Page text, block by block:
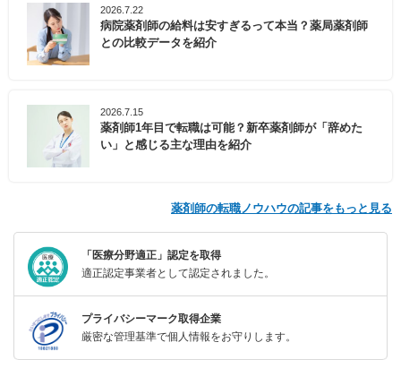
2026.7.22
病院薬剤師の給料は安すぎるって本当？薬局薬剤師
との比較データを紹介
2026.7.15
薬剤師1年目で転職は可能？新卒薬剤師が「辞めた
い」と感じる主な理由を紹介
薬剤師の転職ノウハウの記事をもっと見る
「医療分野適正」認定を取得
適正認定事業者として認定されました。
プライバシーマーク取得企業
厳密な管理基準で個人情報をお守りします。